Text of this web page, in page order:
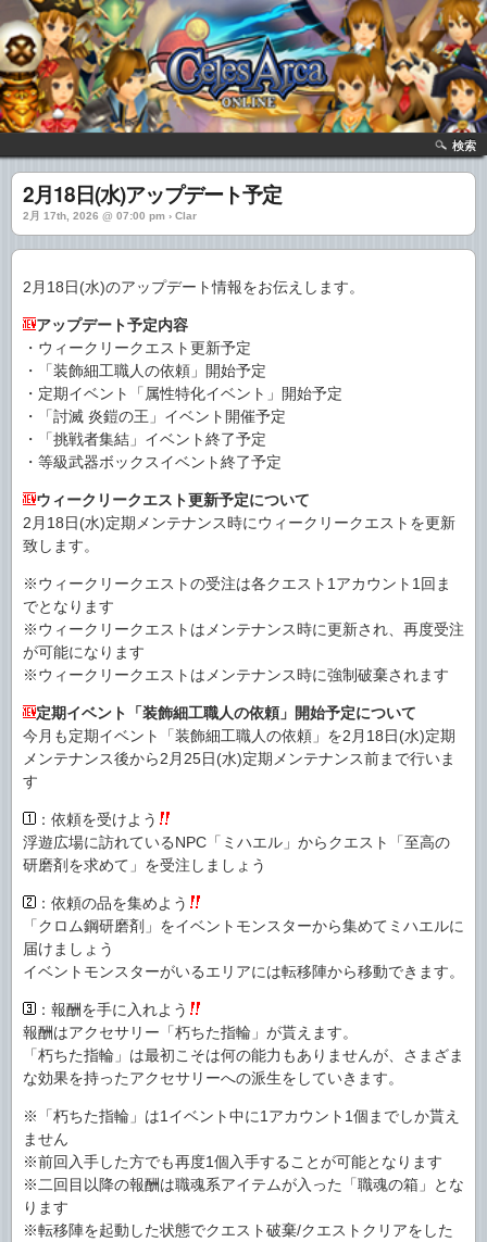
検索
2月18日(水)アップデート予定
2月 17th, 2026 @ 07:00 pm › Clar
2月18日(水)のアップデート情報をお伝えします。
アップデート予定内容
・ウィークリークエスト更新予定
・「装飾細工職人の依頼」開始予定
・定期イベント「属性特化イベント」開始予定
・「討滅 炎鎧の王」イベント開催予定
・「挑戦者集結」イベント終了予定
・等級武器ボックスイベント終了予定
ウィークリークエスト更新予定について
2月18日(水)定期メンテナンス時にウィークリークエストを更新
致します。
※ウィークリークエストの受注は各クエスト1アカウント1回ま
でとなります
※ウィークリークエストはメンテナンス時に更新され、再度受注
が可能になります
※ウィークリークエストはメンテナンス時に強制破棄されます
定期イベント「装飾細工職人の依頼」開始予定について
今月も定期イベント「装飾細工職人の依頼」を2月18日(水)定期
メンテナンス後から2月25日(水)定期メンテナンス前まで行いま
す
：依頼を受けよう
浮遊広場に訪れているNPC「ミハエル」からクエスト「至高の
研磨剤を求めて」を受注しましょう
：依頼の品を集めよう
「クロム鋼研磨剤」をイベントモンスターから集めてミハエルに
届けましょう
イベントモンスターがいるエリアには転移陣から移動できます。
：報酬を手に入れよう
報酬はアクセサリー「朽ちた指輪」が貰えます。
「朽ちた指輪」は最初こそは何の能力もありませんが、さまざま
な効果を持ったアクセサリーへの派生をしていきます。
※「朽ちた指輪」は1イベント中に1アカウント1個までしか貰え
ません
※前回入手した方でも再度1個入手することが可能となります
※二回目以降の報酬は職魂系アイテムが入った「職魂の箱」とな
ります
※転移陣を起動した状態でクエスト破棄/クエストクリアをした